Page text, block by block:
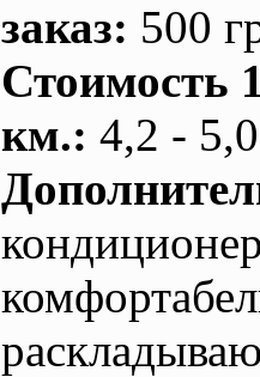
заказ: 500
Стоимость
км.: 4,2 -